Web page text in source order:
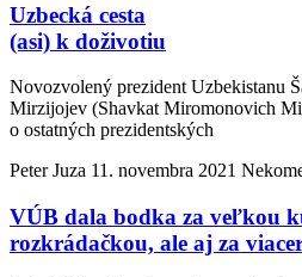
Uzbecká cesta
(asi) k doživotiu
Novozvolený prezident Uzbekistanu
Mirzijojev (Shavkat Miromonovich
o ostatných prezidentských
Peter Juza 11. novembra 2021
VÚB dala bodka za veľkou
rozkrádačkou, ale aj za